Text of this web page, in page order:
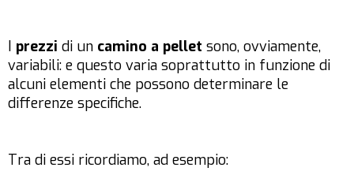
I prezzi di un camino a pellet sono, ovviamente,
variabili: e questo varia soprattutto in funzione di
alcuni elementi che possono determinare le
differenze specifiche.
Tra di essi ricordiamo, ad esempio: